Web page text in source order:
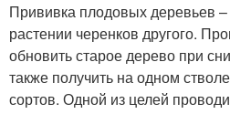
Прививка плодовых деревьев
растении черенков другого.
обновить старое дерево при
также получить на одном
сортов. Одной из целей